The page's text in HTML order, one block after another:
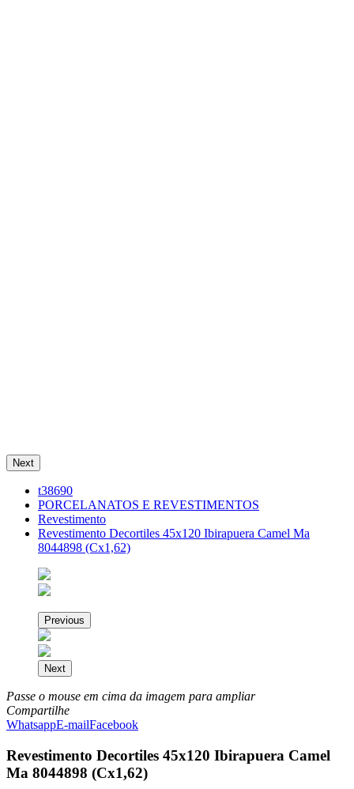
Next
t38690
PORCELANATOS E REVESTIMENTOS
Revestimento
Revestimento Decortiles 45x120 Ibirapuera Camel Ma
8044898 (Cx1,62)
Previous
Next
Passe o mouse em cima da imagem para ampliar
Compartilhe
WhatsappE-mailFacebook
Revestimento Decortiles 45x120 Ibirapuera Camel
Ma 8044898 (Cx1,62)